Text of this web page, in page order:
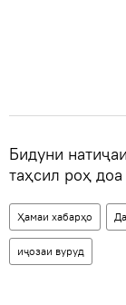
Бидуни
таҳсил роҳ
Ҳамаи хабарҳо
иҷозаи вуруд